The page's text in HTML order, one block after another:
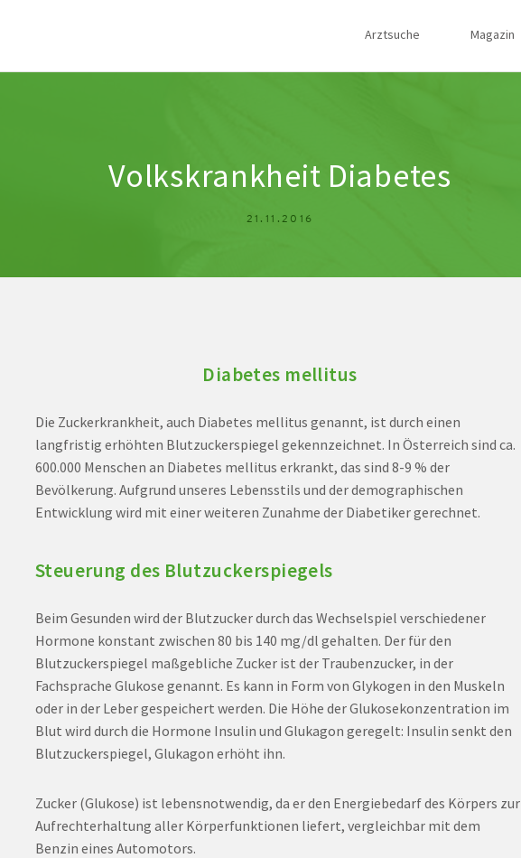
Arztsuche Magazin
Volkskrankheit Diabetes
21.11.2016
Diabetes mellitus
Die Zuckerkrankheit, auch Diabetes mellitus genannt, ist durch einen
langfristig erhöhten Blutzuckerspiegel gekennzeichnet. In Österreich sind ca.
600.000 Menschen an Diabetes mellitus erkrankt, das sind 8-9 % der
Bevölkerung. Aufgrund unseres Lebensstils und der demographischen
Entwicklung wird mit einer weiteren Zunahme der Diabetiker gerechnet.
Steuerung des Blutzuckerspiegels
Beim Gesunden wird der Blutzucker durch das Wechselspiel verschiedener
Hormone konstant zwischen 80 bis 140 mg/dl gehalten. Der für den
Blutzuckerspiegel maßgebliche Zucker ist der Traubenzucker, in der
Fachsprache Glukose genannt. Es kann in Form von Glykogen in den Muskeln
oder in der Leber gespeichert werden. Die Höhe der Glukosekonzentration im
Blut wird durch die Hormone Insulin und Glukagon geregelt: Insulin senkt den
Blutzuckerspiegel, Glukagon erhöht ihn.
Zucker (Glukose) ist lebensnotwendig, da er den Energiebedarf des Körpers zur
Aufrechterhaltung aller Körperfunktionen liefert, vergleichbar mit dem
Benzin eines Automotors.